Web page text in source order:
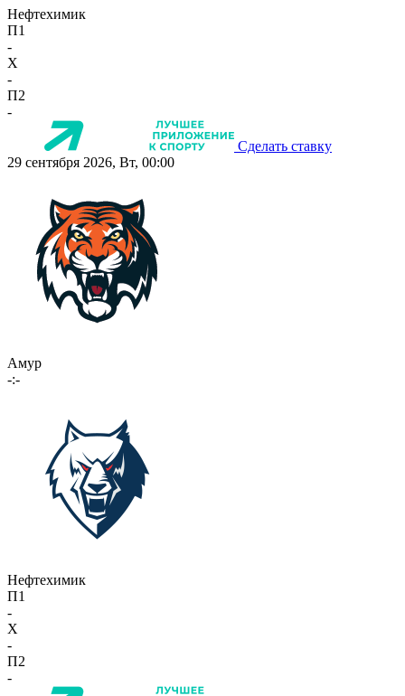
Нефтехимик
П1
-
X
-
П2
-
Сделать ставку
29 сентября 2026, Вт, 00:00
Амур
-:-
Нефтехимик
П1
-
X
-
П2
-